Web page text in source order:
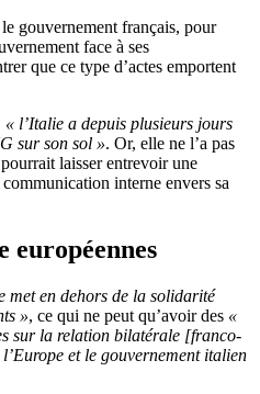
gouvernement français, pour
face à ses
que ce type d’actes emportent
« l’Italie a depuis plusieurs jours
sur son sol ». Or, elle ne l’a pas
laisser entrevoir une
interne envers sa
européennes
met en dehors de la solidarité
», ce qui ne peut qu’avoir des «
sur la relation bilatérale [franco-
et le gouvernement italien